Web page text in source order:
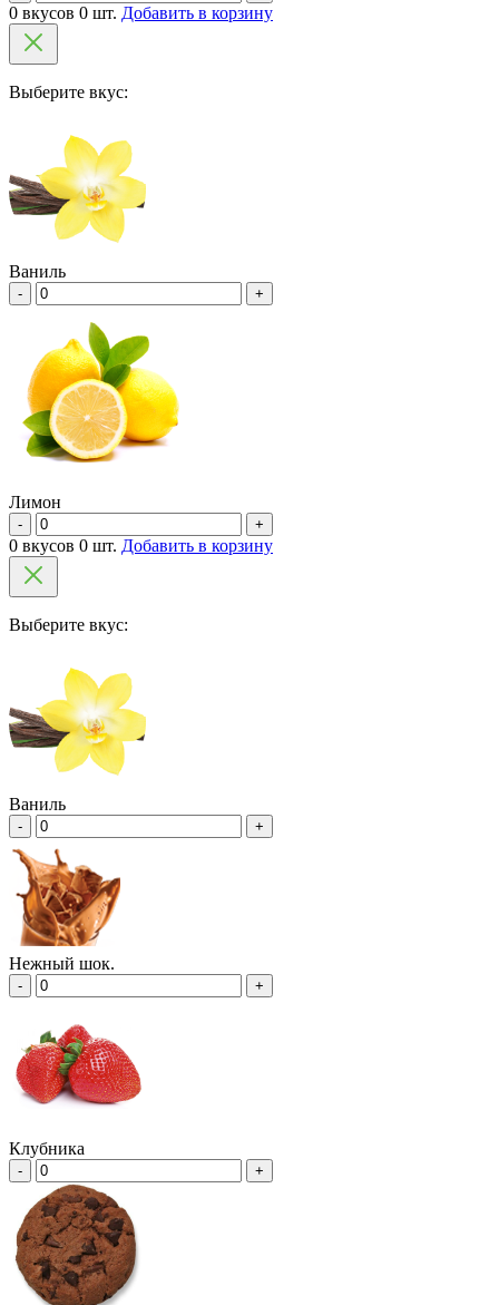
0 вкусов 0 шт. Добавить в корзину
Выберите вкус:
Ваниль
- +
Лимон
- +
0 вкусов 0 шт. Добавить в корзину
Выберите вкус:
Ваниль
- +
Нежный шок.
- +
Клубника
- +